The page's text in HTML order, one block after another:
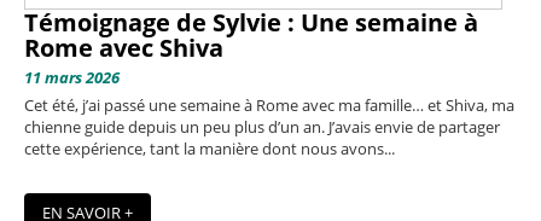
Témoignage de Sylvie : Une semaine à
Rome avec Shiva
11 mars 2026
Cet été, j’ai passé une semaine à Rome avec ma famille… et Shiva, ma
chienne guide depuis un peu plus d’un an. J’avais envie de partager
cette expérience, tant la manière dont nous avons...
EN SAVOIR +